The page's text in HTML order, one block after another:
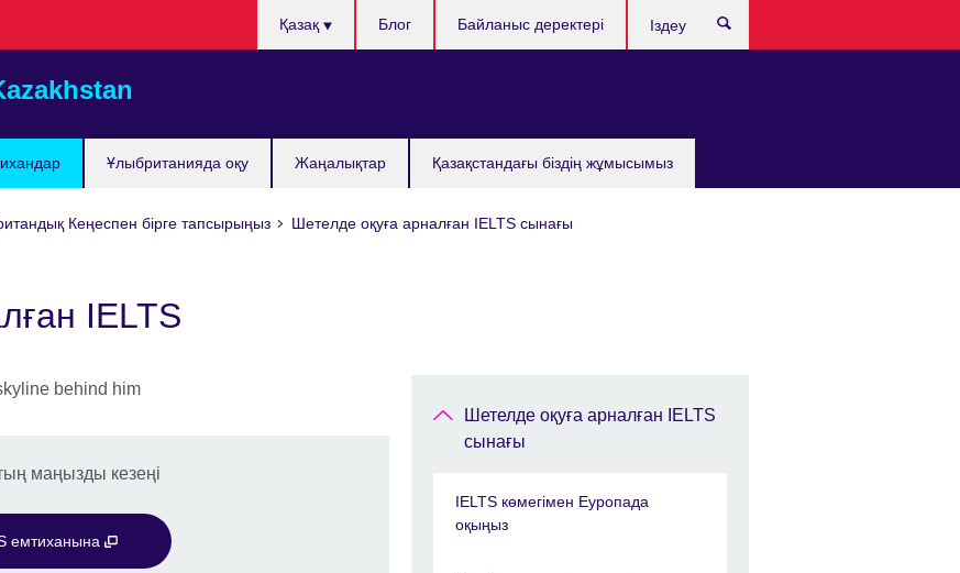
Ұлыбританияда оқу Жаңалықтар Қазақстандағы бiздiң жұмысымыз
таңдаңыз
Қазақ Блог Байланыс деректері
Кеңеспен бірге тапсырыңыз Шетелде оқуға арналған IELTS сынағы
IELTS
маңызды кезеңі
емтиханына
Шетелде оқуға арналған IELTS
сынағы
IELTS көмегімен Еуропада
оқыңыз